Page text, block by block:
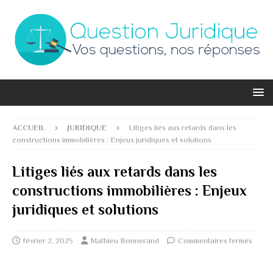
ACCUEIL JURIDIQUE
Litiges liés aux retards dans les
constructions immobilières : Enjeux juridiques et solutions
Litiges liés aux retards dans les
constructions immobilières : Enjeux
juridiques et solutions
février 2, 2025 Mathieu Bonnerand Commentaires fermés